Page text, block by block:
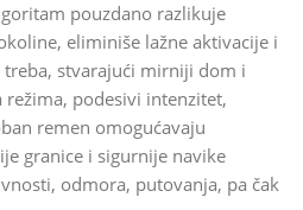
pouzdano razlikuje
eliminiše lažne aktivacije i
treba, stvarajući mirniji dom i
podesivi intenzitet,
remen omogućavaju
granice i sigurnije navike
odmora, putovanja, pa čak